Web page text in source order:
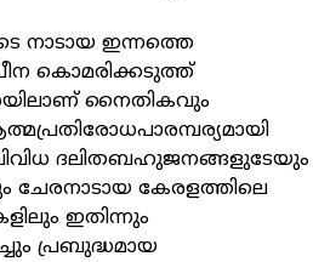
നാടായ ഇന്നത്തെ
കൊമരിക്കടുത്ത്
നൈതികവും
ദലിതബഹുജനങ്ങളുടേയും
ചേരനാടായ കേരളത്തിലെ
ഇതിന്നും
പ്രബുദ്ധമായ